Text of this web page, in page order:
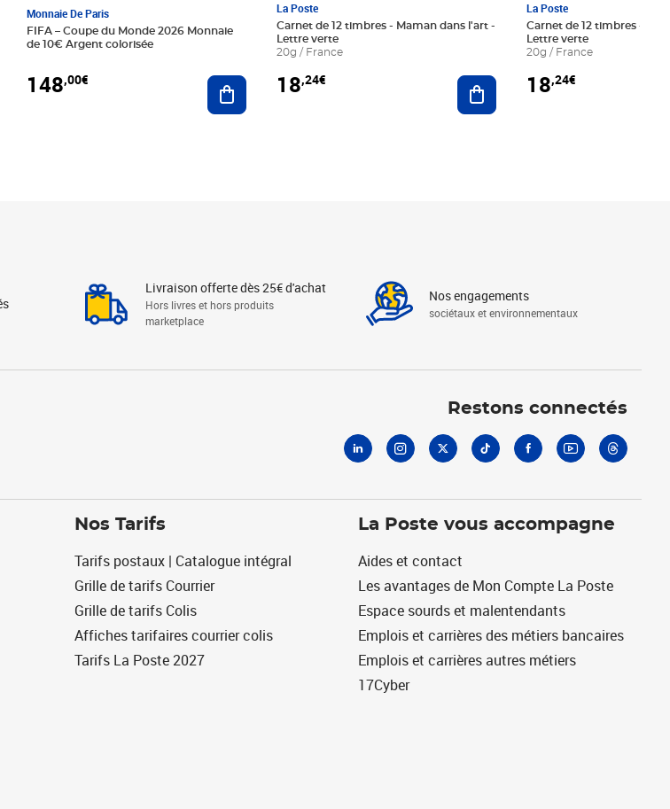
au panier
Monnaie De Paris
FIFA – Coupe du Monde 2026 Monnaie
de 10€ Argent colorisée
148,00€ Ajouter au panier
La Poste
Carnet de 12 timbres - Maman dans l'art -
Lettre verte
20g / France
18,24€ Ajouter au panier
La Poste
Carnet de 12 timbres - Le
Lettre verte
20g / France
18,24€
Livraison offerte dès 25€ d'achat
Hors livres et hors produits
marketplace
Nos engagements
sociétaux et environnementaux
Restons connectés
Nos Tarifs
Tarifs postaux | Catalogue intégral
Grille de tarifs Courrier
Grille de tarifs Colis
Affiches tarifaires courrier colis
Tarifs La Poste 2027
La Poste vous accompagne
Aides et contact
Les avantages de Mon Compte La Poste
Espace sourds et malentendants
Emplois et carrières des métiers bancaires
Emplois et carrières autres métiers
17Cyber